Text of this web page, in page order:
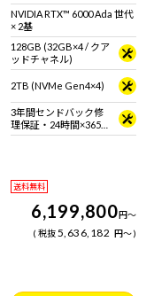
NVIDIA RTX™ 6000 Ada 世代
× 2基
128GB (32GB×4 / クア
ッドチャネル)
2TB (NVMe Gen4×4)
3年間センドバック修
理保証・24時間×365
日電話サポート
送料無料
6,199,800円～
税抜5,636,182 円～